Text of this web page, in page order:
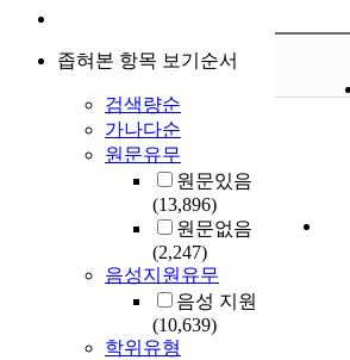
좁혀본 항목 보기순서
검색량순
가나다순
원문유무
원문있음
(13,896)
원문없음
(2,247)
음성지원유무
음성 지원
(10,639)
학위유형